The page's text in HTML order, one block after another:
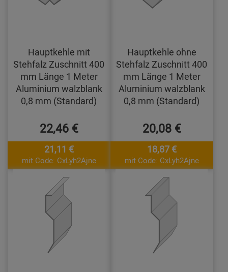
Hauptkehle mit
Stehfalz Zuschnitt 400
mm Länge 1 Meter
Aluminium walzblank
0,8 mm (Standard)
22,46 €
21,11 €
mit Code: CxLyh2Ajne
Hauptkehle ohne
Stehfalz Zuschnitt 400
mm Länge 1 Meter
Aluminium walzblank
0,8 mm (Standard)
20,08 €
18,87 €
mit Code: CxLyh2Ajne